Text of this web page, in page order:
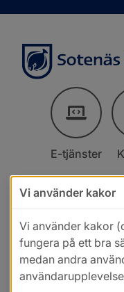
E-tjänster
Vi använder kakor
Vi använder kakor
fungera på ett bra
medan andra